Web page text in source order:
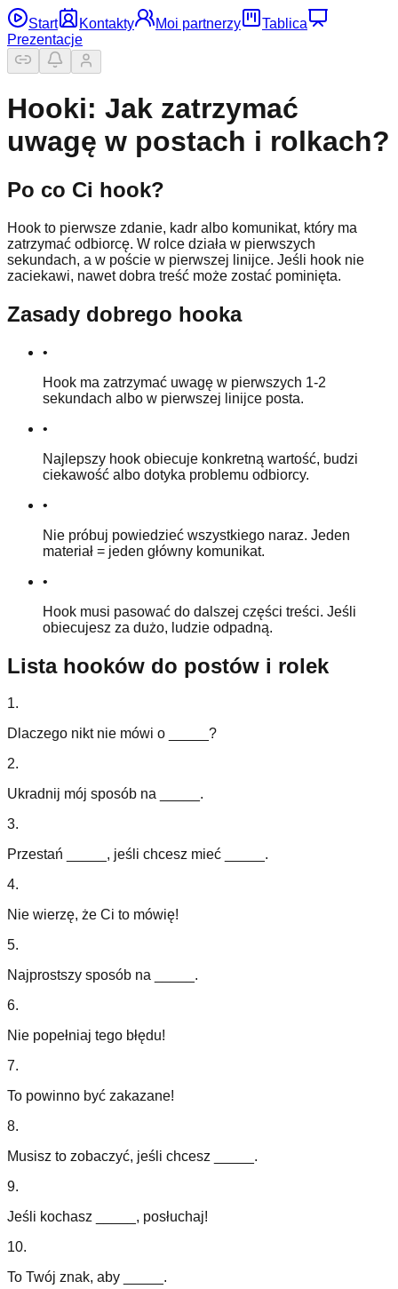
Start Kontakty Moi partnerzy
Tablica
Prezentacje
Hooki: Jak zatrzymać
uwagę w postach i rolkach?
Po co Ci hook?
Hook to pierwsze zdanie, kadr albo komunikat, który ma
zatrzymać odbiorcę. W rolce działa w pierwszych
sekundach, a w poście w pierwszej linijce. Jeśli hook nie
zaciekawi, nawet dobra treść może zostać pominięta.
Zasady dobrego hooka
•
Hook ma zatrzymać uwagę w pierwszych 1-2
sekundach albo w pierwszej linijce posta.
•
Najlepszy hook obiecuje konkretną wartość, budzi
ciekawość albo dotyka problemu odbiorcy.
•
Nie próbuj powiedzieć wszystkiego naraz. Jeden
materiał = jeden główny komunikat.
•
Hook musi pasować do dalszej części treści. Jeśli
obiecujesz za dużo, ludzie odpadną.
Lista hooków do postów i rolek
1.
Dlaczego nikt nie mówi o _____?
2.
Ukradnij mój sposób na _____.
3.
Przestań _____, jeśli chcesz mieć _____.
4.
Nie wierzę, że Ci to mówię!
5.
Najprostszy sposób na _____.
6.
Nie popełniaj tego błędu!
7.
To powinno być zakazane!
8.
Musisz to zobaczyć, jeśli chcesz _____.
9.
Jeśli kochasz _____, posłuchaj!
10.
To Twój znak, aby _____.